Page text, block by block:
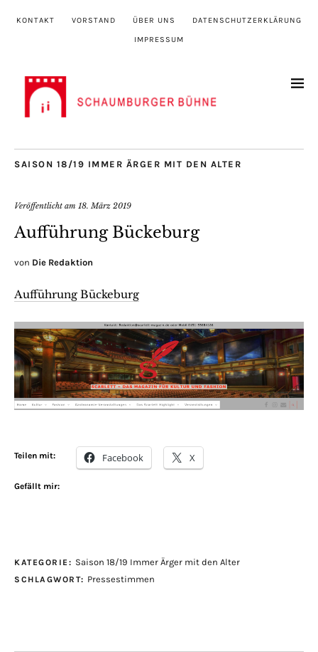
KONTAKT VORSTAND ÜBER UNS DATENSCHUTZERKLÄRUNG
IMPRESSUM
SAISON 18/19 IMMER ÄRGER MIT DEN ALTER
Veröffentlicht am 18. März 2019
Aufführung Bückeburg
von Die Redaktion
Aufführung Bückeburg
Teilen mit: Facebook X
Gefällt mir:
KATEGORIE: Saison 18/19 Immer Ärger mit den Alter
SCHLAGWORT: Pressestimmen